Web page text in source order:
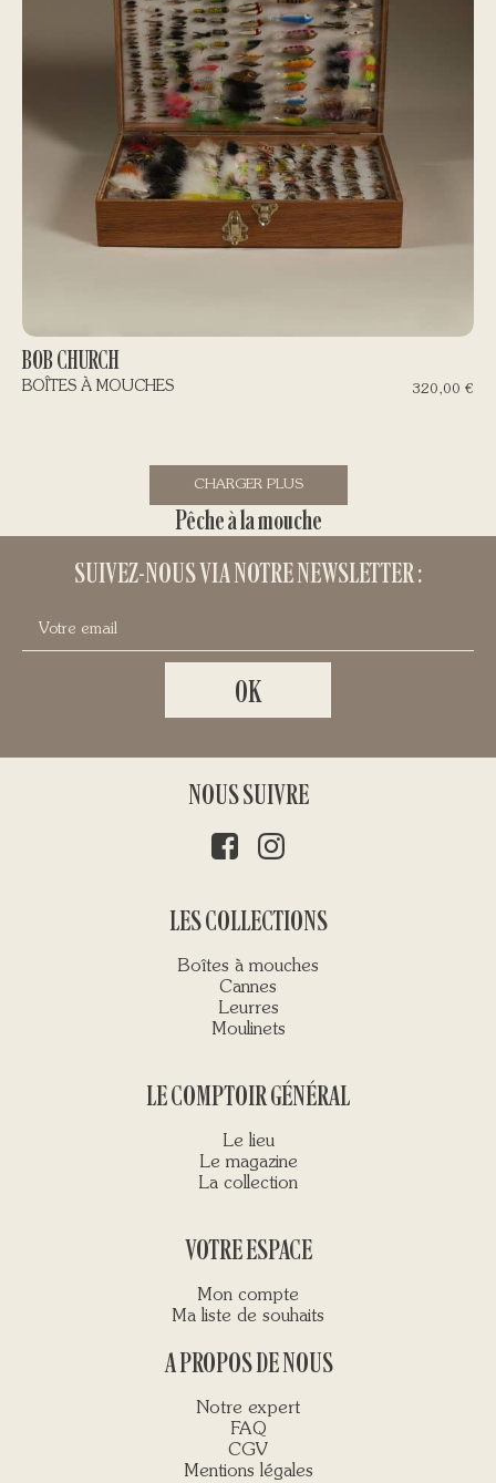
BOB CHURCH
320,00 €
BOÎTES À MOUCHES
CHARGER PLUS
Pêche à la mouche
SUIVEZ-NOUS VIA NOTRE NEWSLETTER :
NOUS SUIVRE
LES COLLECTIONS
Boîtes à mouches
Cannes
Leurres
Moulinets
LE COMPTOIR GÉNÉRAL
Le lieu
Le magazine
La collection
VOTRE ESPACE
Mon compte
Ma liste de souhaits
A PROPOS DE NOUS
Notre expert
FAQ
CGV
Mentions légales